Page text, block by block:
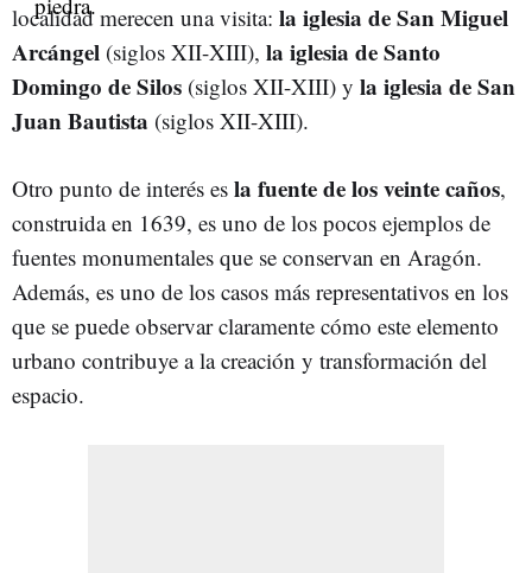
localidad merecen una visita: la iglesia de San Miguel
Arcángel (siglos XII-XIII), la iglesia de Santo
Domingo de Silos (siglos XII-XIII) y la iglesia de San
Juan Bautista (siglos XII-XIII).
Otro punto de interés es la fuente de los veinte caños,
construida en 1639, es uno de los pocos ejemplos de
fuentes monumentales que se conservan en Aragón.
Además, es uno de los casos más representativos en los
que se puede observar claramente cómo este elemento
urbano contribuye a la creación y transformación del
espacio.